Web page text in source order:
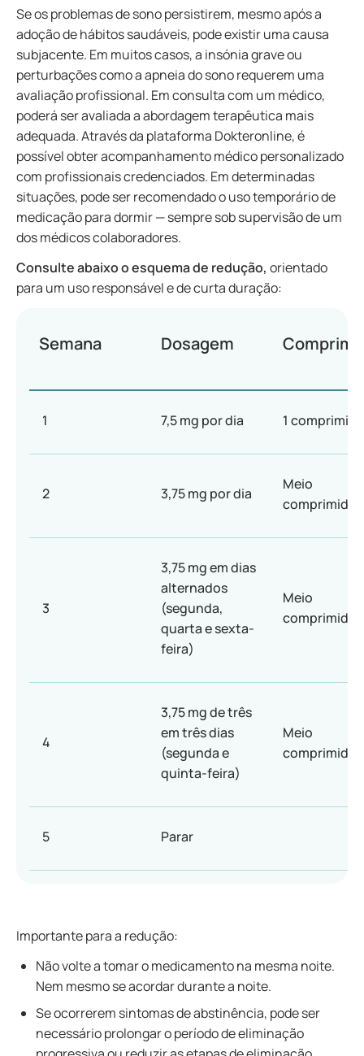
Se os problemas de sono persistirem, mesmo após a
adoção de hábitos saudáveis, pode existir uma causa
subjacente. Em muitos casos, a insónia grave ou
perturbações como a apneia do sono requerem uma
avaliação profissional. Em consulta com um médico,
poderá ser avaliada a abordagem terapêutica mais
adequada. Através da plataforma Dokteronline, é
possível obter acompanhamento médico personalizado
com profissionais credenciados. Em determinadas
situações, pode ser recomendado o uso temporário de
medicação para dormir — sempre sob supervisão de um
dos médicos colaboradores.
Consulte abaixo o esquema de redução, orientado
para um uso responsável e de curta duração:
Semana Dosagem
1 7,5 mg por dia 1 comprimido
2 3,75 mg por dia
Meio
comprimido
3
3,75 mg em dias
alternados
(segunda,
quarta e sexta-
feira)
Meio
comprimido
4
3,75 mg de três
em três dias
(segunda e
quinta-feira)
Meio
comprimido
5 Parar
Importante para a redução:
Não volte a tomar o medicamento na mesma noite.
Nem mesmo se acordar durante a noite.
Se ocorrerem sintomas de abstinência, pode ser
necessário prolongar o período de eliminação